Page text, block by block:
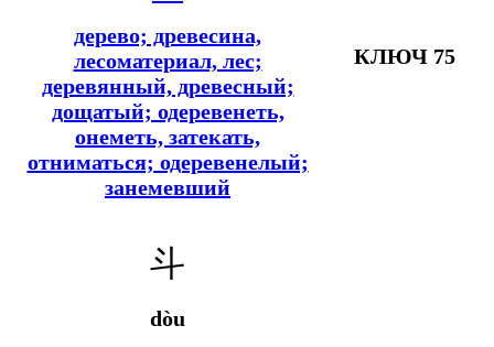
дерево; древесина,
лесоматериал, лес;
деревянный, древесный;
дощатый; одеревенеть,
онеметь, затекать,
отниматься; одеревенелый;
занемевший
КЛЮЧ 75
斗
dòu